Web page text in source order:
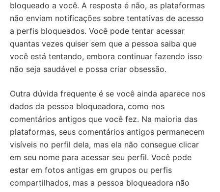
bloqueado a você. A resposta é não, as plataformas
não enviam notificações sobre tentativas de acesso
a perfis bloqueados. Você pode tentar acessar
quantas vezes quiser sem que a pessoa saiba que
você está tentando, embora continuar fazendo isso
não seja saudável e possa criar obsessão.
Outra dúvida frequente é se você ainda aparece nos
dados da pessoa bloqueadora, como nos
comentários antigos que você fez. Na maioria das
plataformas, seus comentários antigos permanecem
visíveis no perfil dela, mas ela não consegue clicar
em seu nome para acessar seu perfil. Você pode
estar em fotos antigas em grupos ou perfis
compartilhados, mas a pessoa bloqueadora não